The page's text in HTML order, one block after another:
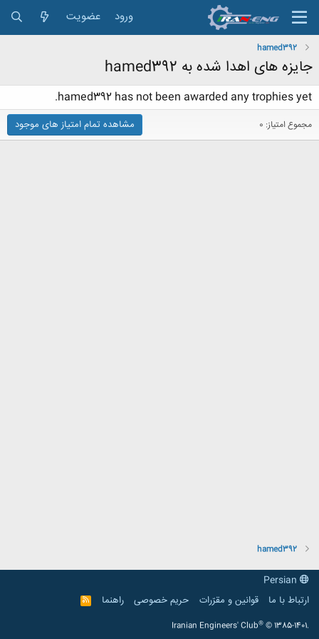
ورود عضویت
hamed392
جایزه های اهدا شده به hamed392
hamed392 has not been awarded any trophies yet.
مجموع امتیاز: 0 مشاهده تمام امتیاز های موجود
hamed392
ارتباط با ما
قوانین و مقرّرات حریم خصوصی راهنما
R
S
Iranian Engineers' Club® © 1385-1401.